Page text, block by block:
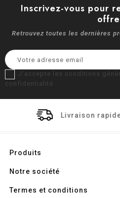
Inscrivez-vous pour
Retrouvez toutes les dernières
J'accepte les conditions
confidentialité
rapide
Produits
Notre société
Termes et conditions